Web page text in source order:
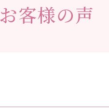
お客様の声